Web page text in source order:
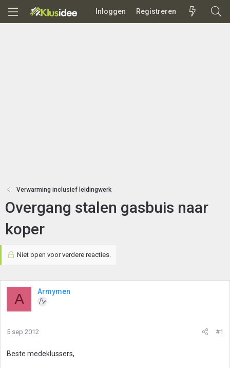
Inloggen Registreren
Verwarming inclusief leidingwerk
Overgang stalen gasbuis naar
koper
Niet open voor verdere reacties.
A Armymen
5 sep 2012 #1
Beste medeklussers,